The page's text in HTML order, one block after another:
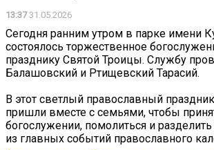
13:3731.05.2026
Сегодня ранним утром в парке имени
состоялось торжественное
празднику Святой Троицы. Службу
Балашовский и Ртищевский Тарасий.
В этот светлый православный
пришли вместе с семьями, чтобы
богослужении, помолиться и
из главных событий православного